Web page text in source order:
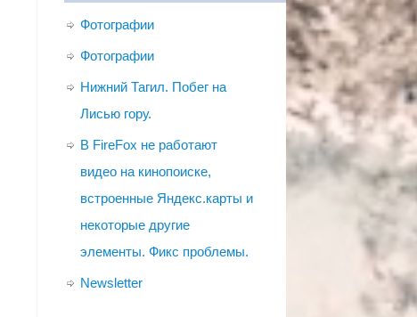
Фотографии
Фотографии
Нижний Тагил. Побег на
Лисью гору.
В FireFox не работают
видео на кинопоиске,
встроенные Яндекс.карты и
некоторые другие
элементы. Фикс проблемы.
Newsletter